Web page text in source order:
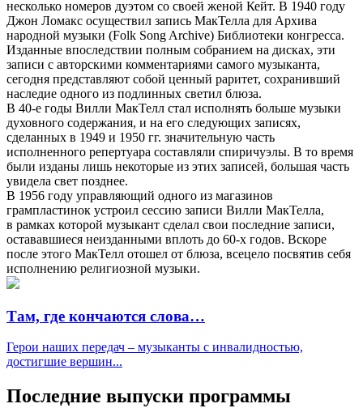
несколько номеров дуэтом со своей женой Кейт. В 1940 году
Джон Ломакс осуществил запись МакТелла для Архива
народной музыки (Folk Song Archive) Библиотеки конгресса.
Изданные впоследствии полным собранием на дисках, эти
записи с авторскими комментариями самого музыканта,
сегодня представляют собой ценный раритет, сохранивший
наследие одного из подлинных светил блюза.
В 40-е годы Вилли МакТелл стал исполнять больше музыки
духовного содержания, и на его следующих записях,
сделанных в 1949 и 1950 гг. значительную часть
исполненного репертуара составляли спиричуэлы. В то время
были изданы лишь некоторые из этих записей, большая часть
увидела свет позднее.
В 1956 году управляющий одного из магазинов
грампластинок устроил сессию записи Вилли МакТелла,
в рамках которой музыкант сделал свои последние записи,
остававшиеся неизданными вплоть до 60-х годов. Вскоре
после этого МакТелл отошел от блюза, всецело посвятив себя
исполнению религиозной музыки.
Там, где кончаются слова…
Герои наших передач – музыканты с инвалидностью,
достигшие вершин...
Последние выпуски программы